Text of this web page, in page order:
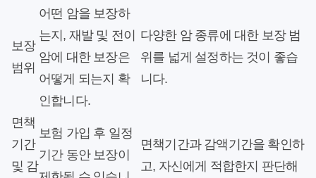
보장
범위
어떤 암을 보장하
는지, 재발 및 전이
암에 대한 보장은
어떻게 되는지 확
인합니다.
다양한 암 종류에 대한 보장 범
위를 넓게 설정하는 것이 좋습
니다.
면책
기간
및 감
보험 가입 후 일정
기간 동안 보장이
면책기간과 감액기간을 확인하
고, 자신에게 적합한지 판단해